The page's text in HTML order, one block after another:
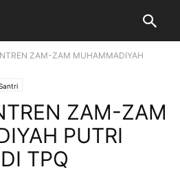
ZAM-ZAM MUHAMMADIYAH
ZAM-ZAM
PUTRI
TPQ